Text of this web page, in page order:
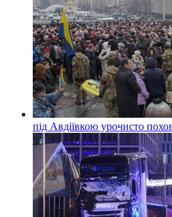
під Авдіївкою урочисто